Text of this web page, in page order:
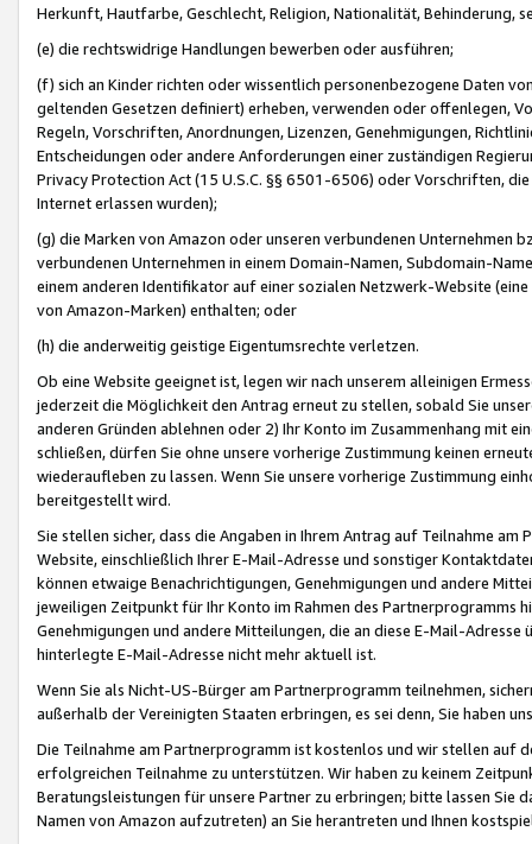
Herkunft, Hautfarbe, Geschlecht, Religion, Nationalität, Behinderung,
(e) die rechtswidrige Handlungen bewerben oder ausführen;
(f) sich an Kinder richten oder wissentlich personenbezogene Daten
geltenden Gesetzen definiert) erheben, verwenden oder offenlegen,
Regeln, Vorschriften, Anordnungen, Lizenzen, Genehmigungen,
Entscheidungen oder andere Anforderungen einer zuständigen
Privacy Protection Act (15 U.S.C. §§ 6501-6506) oder Vorschriften,
Internet erlassen wurden);
(g) die Marken von Amazon oder unseren verbundenen Unternehmen
verbundenen Unternehmen in einem Domain-Namen, Subdomain-
einem anderen Identifikator auf einer sozialen Netzwerk-Website
von Amazon-Marken) enthalten; oder
(h) die anderweitig geistige Eigentumsrechte verletzen.
Ob eine Website geeignet ist, legen wir nach unserem alleinigen
jederzeit die Möglichkeit den Antrag erneut zu stellen, sobald Sie
anderen Gründen ablehnen oder 2) Ihr Konto im Zusammenhang mit
schließen, dürfen Sie ohne unsere vorherige Zustimmung keinen
wiederaufleben zu lassen. Wenn Sie unsere vorherige Zustimmung
bereitgestellt wird.
Sie stellen sicher, dass die Angaben in Ihrem Antrag auf Teilnahme
Website, einschließlich Ihrer E-Mail-Adresse und sonstiger
können etwaige Benachrichtigungen, Genehmigungen und andere
jeweiligen Zeitpunkt für Ihr Konto im Rahmen des Partnerprogramms
Genehmigungen und andere Mitteilungen, die an diese E-Mail-
hinterlegte E-Mail-Adresse nicht mehr aktuell ist.
Wenn Sie als Nicht-US-Bürger am Partnerprogramm teilnehmen,
außerhalb der Vereinigten Staaten erbringen, es sei denn, Sie haben
Die Teilnahme am Partnerprogramm ist kostenlos und wir stellen auf
erfolgreichen Teilnahme zu unterstützen. Wir haben zu keinem
Beratungsleistungen für unsere Partner zu erbringen; bitte lassen Sie
Namen von Amazon aufzutreten) an Sie herantreten und Ihnen